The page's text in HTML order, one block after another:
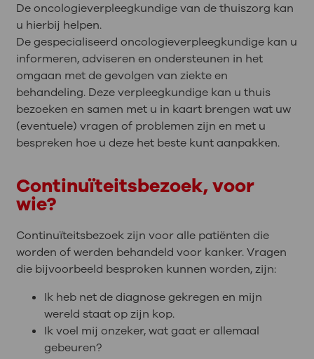
De oncologieverpleegkundige van de thuiszorg kan
u hierbij helpen.
De gespecialiseerd oncologieverpleegkundige kan u
informeren, adviseren en ondersteunen in het
omgaan met de gevolgen van ziekte en
behandeling. Deze verpleegkundige kan u thuis
bezoeken en samen met u in kaart brengen wat uw
(eventuele) vragen of problemen zijn en met u
bespreken hoe u deze het beste kunt aanpakken.
Continuïteitsbezoek, voor
wie?
Continuïteitsbezoek zijn voor alle patiënten die
worden of werden behandeld voor kanker. Vragen
die bijvoorbeeld besproken kunnen worden, zijn:
Ik heb net de diagnose gekregen en mijn
wereld staat op zijn kop.
Ik voel mij onzeker, wat gaat er allemaal
gebeuren?